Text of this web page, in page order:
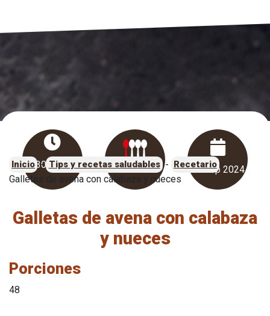
30 minu Fácil 17 sep 2024
Inicio - Tips y recetas saludables - Recetario -
Galletas de avena con calabaza y nueces
Galletas de avena con calabaza
y nueces
Porciones
48